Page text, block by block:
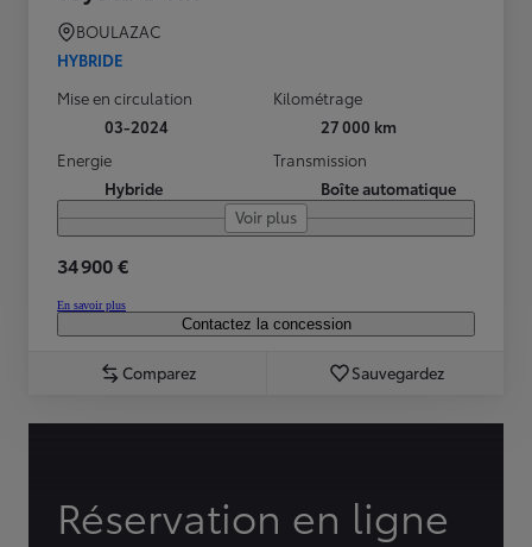
BOULAZAC
HYBRIDE
Mise en circulation
03-2024
Kilométrage
27 000 km
Energie
Hybride
Transmission
Boîte automatique
Voir plus
34 900 €
En savoir plus
Contactez la concession
Comparez Sauvegardez
Réservation en ligne